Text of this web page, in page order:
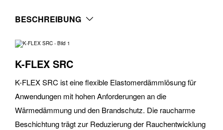
BESCHREIBUNG
K-FLEX SRC
K-FLEX SRC ist eine flexible Elastomerdämmlösung für
Anwendungen mit hohen Anforderungen an die
Wärmedämmung und den Brandschutz. Die raucharme
Beschichtung trägt zur Reduzierung der Rauchentwicklung